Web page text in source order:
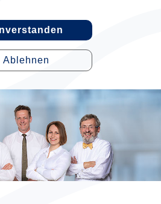
Ablehnen